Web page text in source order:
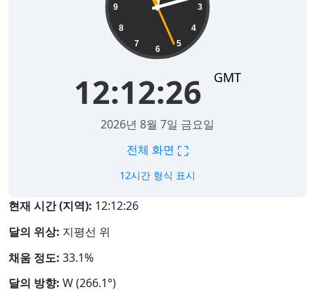
3
4
5
6
7
8
9
12:12:27 GMT
2026년 8월 7일 금요일
전체 화면 ⛶
12시간 형식 표시
현재 시간 (지역): 12:12:27
달의 위상: 지평선 위
채움 정도: 33.1%
달의 방향: W (266.1°)